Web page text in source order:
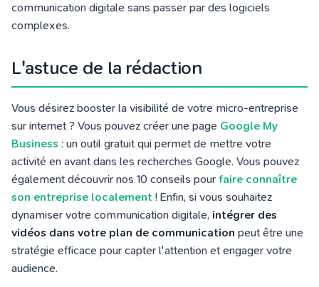
communication digitale sans passer par des logiciels
complexes.
L'astuce de la rédaction
Vous désirez booster la visibilité de votre micro-entreprise
sur internet ? Vous pouvez créer une page Google My
Business : un outil gratuit qui permet de mettre votre
activité en avant dans les recherches Google. Vous pouvez
également découvrir nos 10 conseils pour faire connaître
son entreprise localement ! Enfin, si vous souhaitez
dynamiser votre communication digitale, intégrer des
vidéos dans votre plan de communication peut être une
stratégie efficace pour capter l'attention et engager votre
audience.